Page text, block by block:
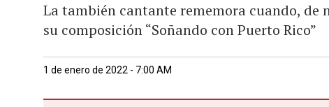
La también cantante rememora cuando,
su composición “Soñando con Puerto Rico”
1 de enero de 2022 - 7:00 AM